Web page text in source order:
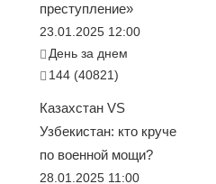
преступление»
23.01.2025 12:00
День за днем
144 (40821)
Казахстан VS
Узбекистан: кто круче
по военной мощи?
28.01.2025 11:00